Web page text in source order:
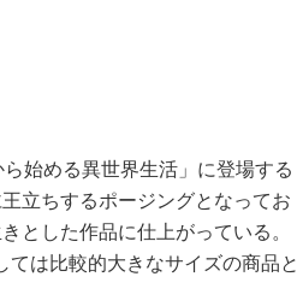
始める異世界生活」に登場する
立ちするポージングとなってお
とした作品に仕上がっている。
は比較的大きなサイズの商品と